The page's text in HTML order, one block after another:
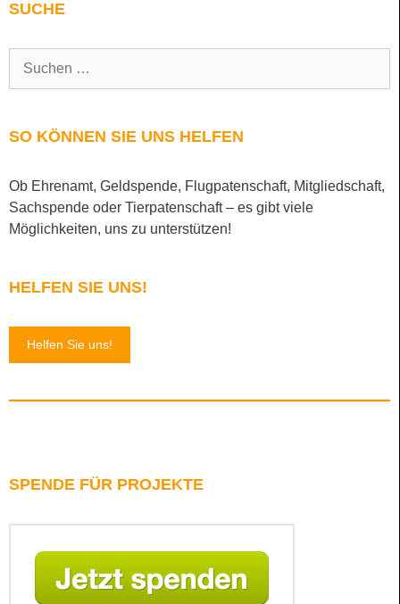
SUCHE
SO KÖNNEN SIE UNS HELFEN
Ob Ehrenamt, Geldspende, Flugpatenschaft, Mitgliedschaft,
Sachspende oder Tierpatenschaft – es gibt viele
Möglichkeiten, uns zu unterstützen!
HELFEN SIE UNS!
Helfen Sie uns!
SPENDE FÜR PROJEKTE